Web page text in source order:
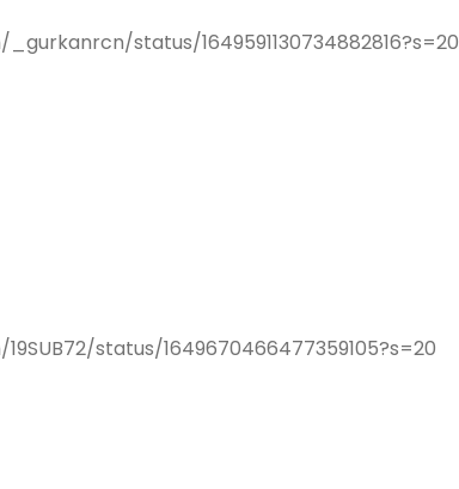
status/1649591130734882816?s=20
status/1649670466477359105?s=20